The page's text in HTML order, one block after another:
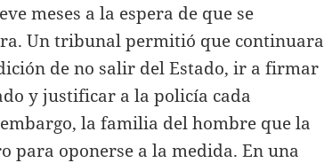
meses a la espera de que se
Un tribunal permitió que continuara
de no salir del Estado, ir a firmar
y justificar a la policía cada
la familia del hombre que la
para oponerse a la medida. En una